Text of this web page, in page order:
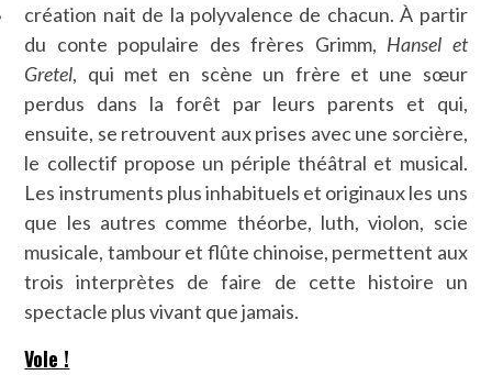
création nait de la polyvalence de chacun. À partir
du conte populaire des frères Grimm, Hansel et
Gretel, qui met en scène un frère et une sœur
perdus dans la forêt par leurs parents et qui,
ensuite, se retrouvent aux prises avec une sorcière,
le collectif propose un périple théâtral et musical.
Les instruments plus inhabituels et originaux les uns
que les autres comme théorbe, luth, violon, scie
musicale, tambour et flûte chinoise, permettent aux
trois interprètes de faire de cette histoire un
spectacle plus vivant que jamais.
Vole !